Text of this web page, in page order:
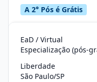
A 2° Pós é Grátis
EaD / Virtual
Liberdade
São Paulo/SP